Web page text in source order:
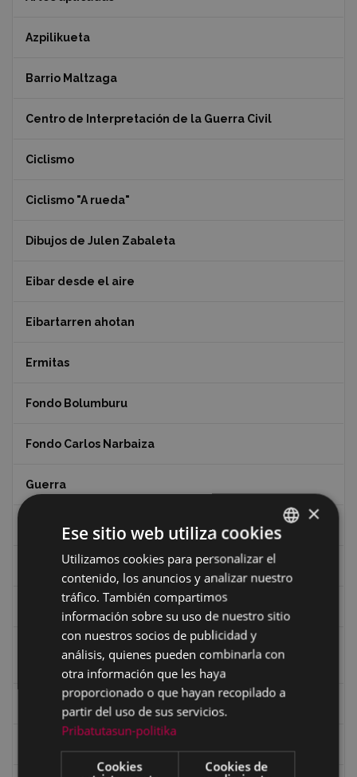
Azpilikueta
Barrio Maltzaga
Centro de Interpretación de la Guerra Civil
Ciclismo
Ciclismo "A rueda"
Dibujos de Julen Zabaleta
Eibar desde el aire
Eibartarren ahotan
Ermitas
Fondo Bolumburu
Fondo Carlos Narbaiza
Guerra
Historia
Iglesia de Azitain
Ignacio Zuloaga (1870-2020)
Ignacio Zuloaga, cuadros del autor en las tiendas de
Eibar (2020)
Indalecio Ojanguren Diputación de Gipuzkoa
BASQUE
SPANISH
×
Ese sitio web utiliza cookies
Utilizamos cookies para personalizar el
contenido, los anuncios y analizar nuestro
tráfico. También compartimos
información sobre su uso de nuestro sitio
con nuestros socios de publicidad y
análisis, quienes pueden combinarla con
otra información que les haya
proporcionado o que hayan recopilado a
partir del uso de sus servicios.
Pribatutasun-politika
Cookies
Cookies de